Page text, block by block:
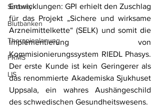
Security
Blutbanken
Therapieplanung
PRMS
LIS
Entwicklungen: GPI erhielt den Zuschlag
für das Projekt „Sichere und wirksame
Arzneimittelkette“ (SELK) und somit die
Implementierung von
Kommisionierungssystem RIEDL Phasys.
Der erste Kunde ist kein Geringerer als
das renommierte Akademiska Sjukhuset
Uppsala, ein wahres Aushängeschild
des schwedischen Gesundheitswesens.